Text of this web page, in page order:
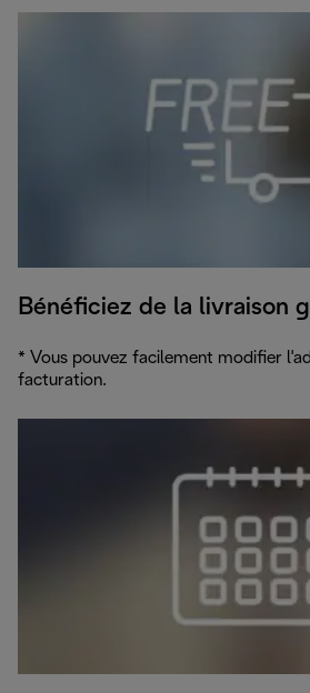
Bénéficiez de la livraison
* Vous pouvez facilement modifier
facturation.